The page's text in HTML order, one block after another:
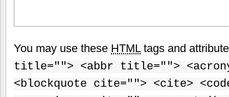
You may use these HTMLtags and
title=""> <abbr title="">
<blockquote cite=""> <cite>